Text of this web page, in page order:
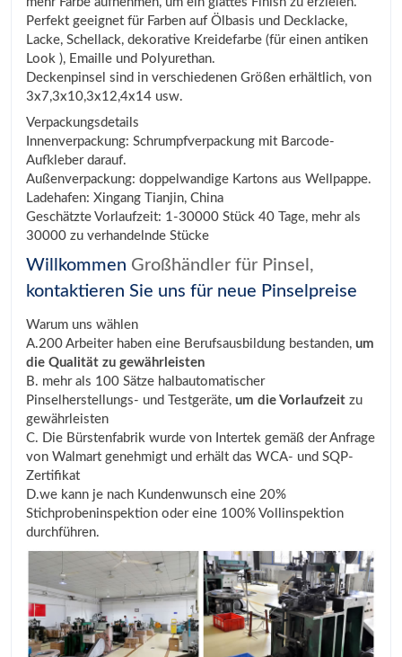
Perfekt geeignet für Farben auf Ölbasis und Decklacke,
Lacke, Schellack, dekorative Kreidefarbe (für einen antiken
Look ), Emaille und Polyurethan.
Deckenpinsel sind in verschiedenen Größen erhältlich, von
3x7,3x10,3x12,4x14 usw.
Verpackungsdetails
Innenverpackung: Schrumpfverpackung mit Barcode-
Aufkleber darauf.
Außenverpackung: doppelwandige Kartons aus Wellpappe.
Ladehafen: Xingang Tianjin, China
Geschätzte Vorlaufzeit: 1-30000 Stück 40 Tage, mehr als
30000 zu verhandelnde Stücke
Willkommen Großhändler für Pinsel,
kontaktieren Sie uns für neue Pinselpreise
Warum uns wählen
A.200 Arbeiter haben eine Berufsausbildung bestanden, um
die Qualität zu gewährleisten
B. mehr als 100 Sätze halbautomatischer
Pinselherstellungs- und Testgeräte, um die Vorlaufzeit zu
gewährleisten
C. Die Bürstenfabrik wurde von Intertek gemäß der Anfrage
von Walmart genehmigt und erhält das WCA- und SQP-
Zertifikat
D.we kann je nach Kundenwunsch eine 20%
Stichprobeninspektion oder eine 100% Vollinspektion
durchführen.